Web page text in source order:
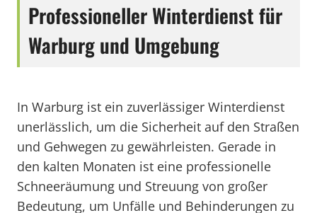
Professioneller Winterdienst für
Warburg und Umgebung
In Warburg ist ein zuverlässiger Winterdienst
unerlässlich, um die Sicherheit auf den Straßen
und Gehwegen zu gewährleisten. Gerade in
den kalten Monaten ist eine professionelle
Schneeräumung und Streuung von großer
Bedeutung, um Unfälle und Behinderungen zu